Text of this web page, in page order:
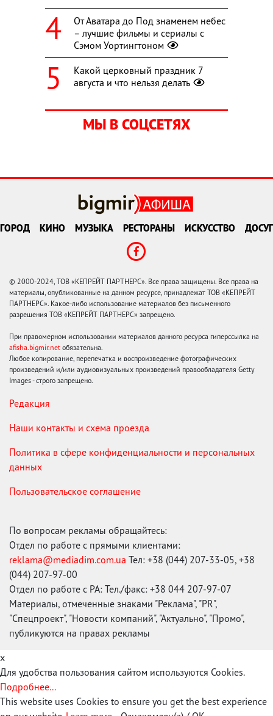
От Аватара до Под знаменем небес
– лучшие фильмы и сериалы с
Сэмом Уортингтоном
Какой церковный праздник 7
августа и что нельзя делать
МЫ В СОЦСЕТЯХ
ГОРОД КИНО МУЗЫКА РЕСТОРАНЫ ИСКУССТВО ДОСУГ
© 2000-2024, ТОВ «КЕПРЕЙТ ПАРТНЕРС». Все права защищены. Все права на
материалы, опубликованные на данном ресурсе, принадлежат ТОВ «КЕПРЕЙТ
ПАРТНЕРС». Какое-либо использование материалов без письменного
разрешения ТОВ «КЕПРЕЙТ ПАРТНЕРС» запрещено.
При правомерном использовании материалов данного ресурса гиперссылка на
afisha.bigmir.net обязательна.
Любое копирование, перепечатка и воспроизведение фотографических
произведений и/или аудиовизуальных произведений правообладателя Getty
Images - строго запрещено.
Редакция
Наши контакты и схема проезда
Политика в сфере конфиденциальности и персональных
данных
Пользовательское соглашение
По вопросам рекламы обращайтесь:
Отдел по работе с прямыми клиентами:
reklama@mediadim.com.ua Тел: +38 (044) 207-33-05, +38
(044) 207-97-00
Отдел по работе с РА: Тел./факс: +38 044 207-97-07
Материалы, отмеченные знаками "Реклама", "PR",
"Спецпроект", "Новости компаний", "Актуально", "Промо",
публикуются на правах рекламы
x
Для удобства пользования сайтом используются Cookies.
Подробнее...
This website uses Cookies to ensure you get the best experience